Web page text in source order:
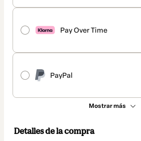
Pay Over Time
PayPal
Mostrar más
Detalles de la compra